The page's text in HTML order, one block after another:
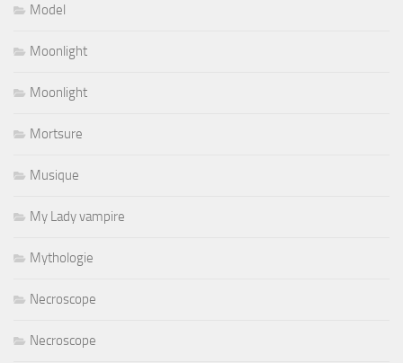
Model
Moonlight
Moonlight
Mortsure
Musique
My Lady vampire
Mythologie
Necroscope
Necroscope